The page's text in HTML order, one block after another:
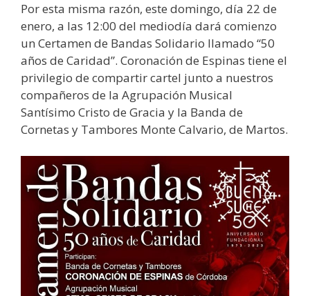
Por esta misma razón, este domingo, día 22 de
enero, a las 12:00 del mediodía dará comienzo
un Certamen de Bandas Solidario llamado “50
años de Caridad”. Coronación de Espinas tiene el
privilegio de compartir cartel junto a nuestros
compañeros de la Agrupación Musical
Santísimo Cristo de Gracia y la Banda de
Cornetas y Tambores Monte Calvario, de Martos.